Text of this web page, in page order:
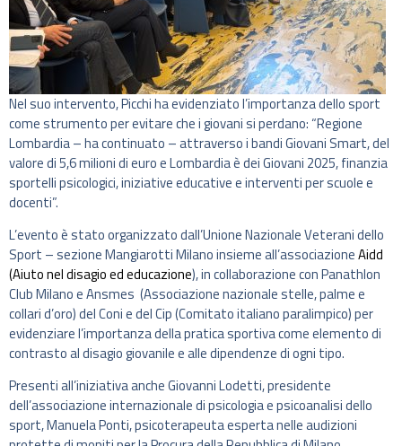
Nel suo intervento, Picchi ha evidenziato l’importanza dello sport
come strumento per evitare che i giovani si perdano: “Regione
Lombardia – ha continuato – attraverso i bandi Giovani Smart, del
valore di 5,6 milioni di euro e Lombardia è dei Giovani 2025, finanzia
sportelli psicologici, iniziative educative e interventi per scuole e
docenti”.
L’evento è stato organizzato dall’Unione Nazionale Veterani dello
Sport – sezione Mangiarotti Milano insieme all’associazioneAidd
(Aiuto nel disagio ed educazione), in collaborazione con Panathlon
Club Milano e Ansmes (Associazione nazionale stelle, palme e
collari d’oro) del Coni e del Cip (Comitato italiano paralimpico) per
evidenziare l’importanza della pratica sportiva come elemento di
contrasto al disagio giovanile e alle dipendenze di ogni tipo.
Presenti all’iniziativa anche Giovanni Lodetti, presidente
dell’associazione internazionale di psicologia e psicoanalisi dello
sport, Manuela Ponti, psicoterapeuta esperta nelle audizioni